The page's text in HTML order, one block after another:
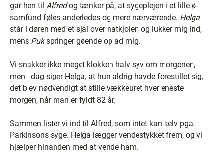
går hen til Alfredog tænker på, at sygeplejen i et lille ø-
samfund føles anderledes og mere nærværende. Helga
står i døren med et sjal over natkjolen og lukker mig ind,
mens Pukspringer gøende op ad mig.
Vi snakker ikke meget klokken halv syv om morgenen,
men i dag siger Helga, at hun aldrig havde forestillet sig,
det blev nødvendigt at stille vækkeuret hver eneste
morgen, når man er fyldt 82 år.
Sammen lister vi ind til Alfred, som intet kan selv pga.
Parkinsons syge. Helga lægger vendestykket frem, og vi
hjælper hinanden med at vende ham.